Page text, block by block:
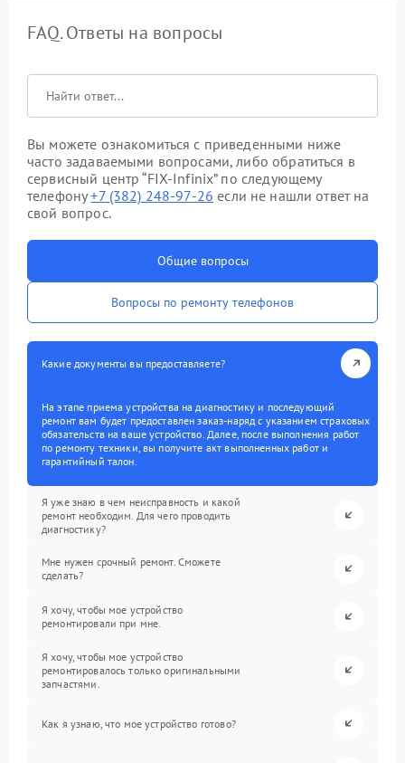
FAQ. Ответы на вопросы
Вы можете ознакомиться с приведенными ниже
часто задаваемыми вопросами, либо обратиться в
сервисный центр “FIX-Infinix” по следующему
телефону+7 (382) 248-97-26 если не нашли ответ на
свой вопрос.
Общие вопросы
Вопросы по ремонту телефонов
Какие документы вы предоставляете?
На этапе приема устройства на диагностику и последующий
ремонт вам будет предоставлен заказ-наряд с указанием страховых
обязательств на ваше устройство. Далее, после выполнения работ
по ремонту техники, вы получите акт выполненных работ и
гарантийный талон.
Я уже знаю в чем неисправность и какой
ремонт необходим. Для чего проводить
диагностику?
Мне нужен срочный ремонт. Сможете
сделать?
Я хочу, чтобы мое устройство
ремонтировали при мне.
Я хочу, чтобы мое устройство
ремонтировалось только оригинальными
запчастями.
Как я узнаю, что мое устройство готово?